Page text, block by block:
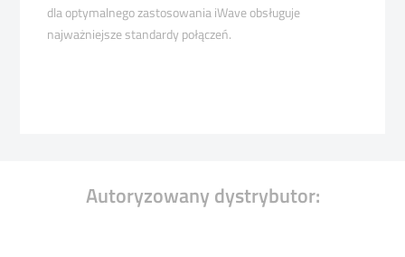
dla optymalnego zastosowania iWave obsługuje
najważniejsze standardy połączeń.
Autoryzowany dystrybutor: